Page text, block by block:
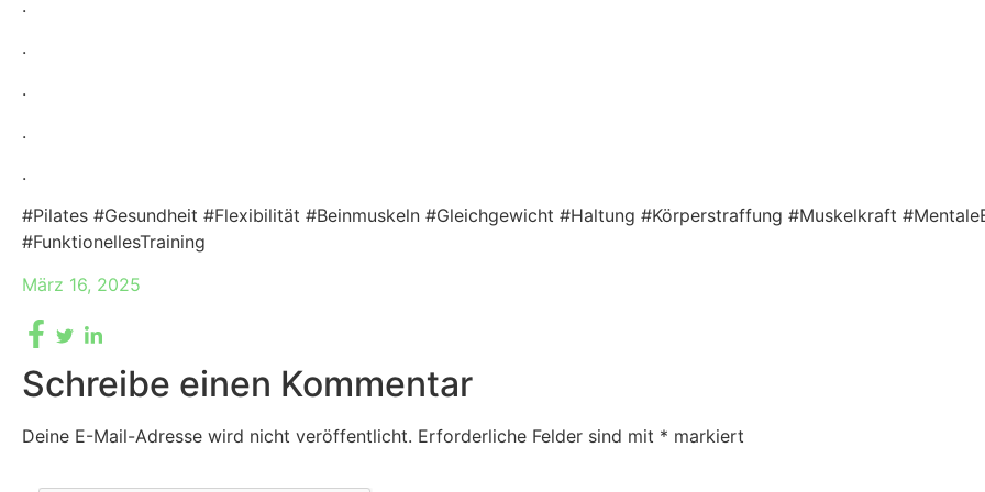
.
.
.
.
.
#Pilates #Gesundheit #Flexibilität #Beinmuskeln #Gleichgewicht #Haltung #Körperstraffung #Muskelkraft
#FunktionellesTraining
März 16, 2025
Schreibe einen Kommentar
Deine E-Mail-Adresse wird nicht veröffentlicht. Erforderliche Felder sind mit * markiert